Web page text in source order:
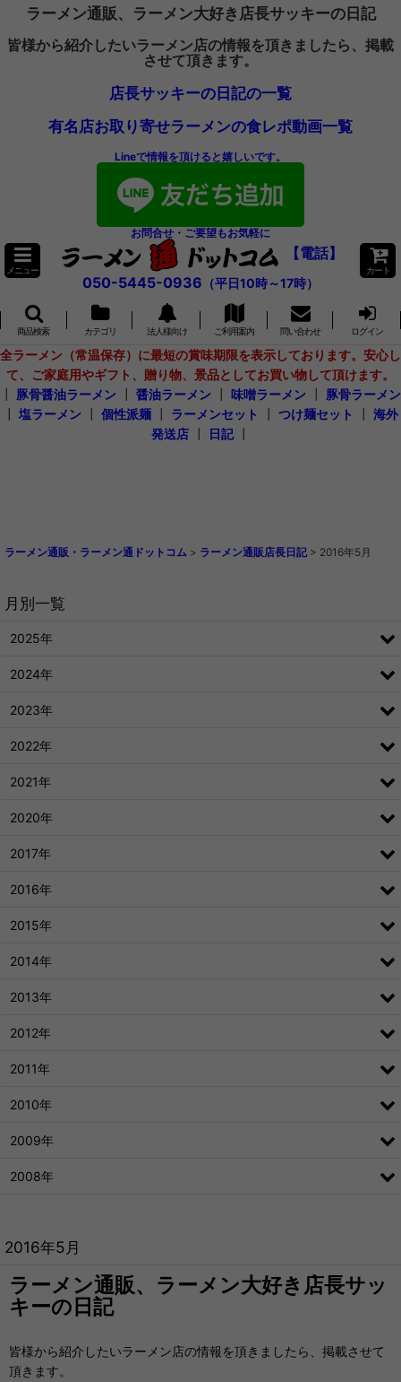
ラーメン通販、ラーメン大好き店長サッキーの日記
皆様から紹介したいラーメン店の情報を頂きましたら、掲載
させて頂きます。
店長サッキーの日記の一覧
有名店お取り寄せラーメンの食レポ動画一覧
Lineで情報を頂けると嬉しいです。
お問合せ・ご要望もお気軽に
メニュー
【電話】
050-5445-0936 （平日10時～17時）
カート
商品検索 カテゴリ 法人様向け ご利用案内 問い合わせ ログイン
全ラーメン（常温保存）に最短の賞味期限を表示しております。安心し
て、ご家庭用やギフト、贈り物、景品としてお買い物して頂けます。
豚骨醤油ラーメン 醤油ラーメン 味噌ラーメン
豚骨ラーメン
塩ラーメン 個性派麺 ラーメンセット つけ麺セット
海外
発送店
日記┃
ラーメン通販・ラーメン通ドットコム > ラーメン通販店長日記 > 2016年5月
2016年5月
ラーメン通販、ラーメン大好き店長サッ
キーの日記
皆様から紹介したいラーメン店の情報を頂きましたら、掲載させて
頂きます。
月別一覧
2025年
2024年
2023年
2022年
2021年
2020年
2017年
2016年
2015年
2014年
2013年
2012年
2011年
2010年
2009年
2008年